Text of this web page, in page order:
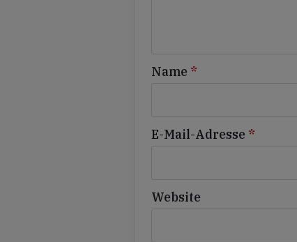
Name *
E-Mail-Adresse *
Website